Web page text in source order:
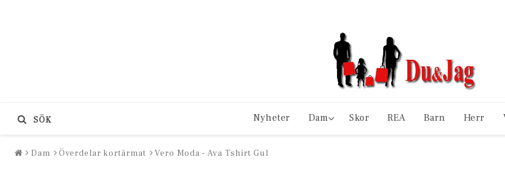
Nyheter Dam Skor REA Barn Herr
SÖK
Dam Överdelar kortärmat Vero Moda - Ava Tshirt Gul